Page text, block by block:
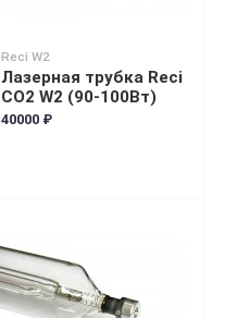
Reci W2
Лазерная трубка Reci
CO2 W2 (90-100Вт)
40000 ₽